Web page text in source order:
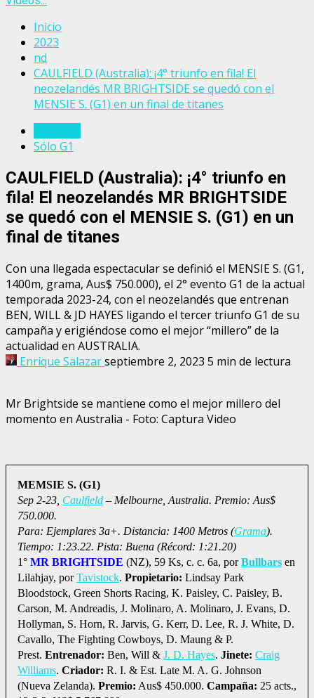
Inicio
2023
nd
CAULFIELD (Australia): ¡4° triunfo en fila! El
neozelandés MR BRIGHTSIDE se quedó con el
MENSIE S. (G1) en un final de titanes
Sólo G1
CAULFIELD (Australia): ¡4° triunfo en
fila! El neozelandés MR BRIGHTSIDE
se quedó con el MENSIE S. (G1) en un
final de titanes
Con una llegada espectacular se definió el MENSIE S. (G1,
1400m, grama, Aus$ 750.000), el 2° evento G1 de la actual
temporada 2023-24, con el neozelandés que entrenan
BEN, WILL & JD HAYES ligando el tercer triunfo G1 de su
campaña y erigiéndose como el mejor “millero” de la
actualidad en AUSTRALIA.
Enrique Salazarseptiembre 2, 2023 5 min de lectura
Mr Brightside se mantiene como el mejor millero del
momento en Australia - Foto: Captura Video
MEMSIE S. (G1)
Sep 2-23, Caulfield – Melbourne, Australia. Premio: Aus$
750.000.
Para: Ejemplares 3a+. Distancia: 1400 Metros (Grama).
Tiempo: 1:23.22. Pista: Buena (Récord: 1:21.20)
1° MR BRIGHTSIDE (NZ), 59 Ks, c. c. 6a, porBullbars en
Lilahjay, porTavistock. Propietario: Lindsay Park
Bloodstock, Green Shorts Racing, K. Paisley, C. Paisley, B.
Carson, M. Andreadis, J. Molinaro, A. Molinaro, J. Evans, D.
Hollyman, S. Horn, R. Jarvis, G. Kerr, D. Lee, R. J. White, D.
Cavallo, The Fighting Cowboys, D. Maung & P.
Prest. Entrenador: Ben, Will & J. D. Hayes. Jinete: Craig
Williams. Criador: R. I. & Est. Late M. A. G. Johnson
(Nueva Zelanda). Premio: Aus$ 450.000. Campaña: 25 acts.,